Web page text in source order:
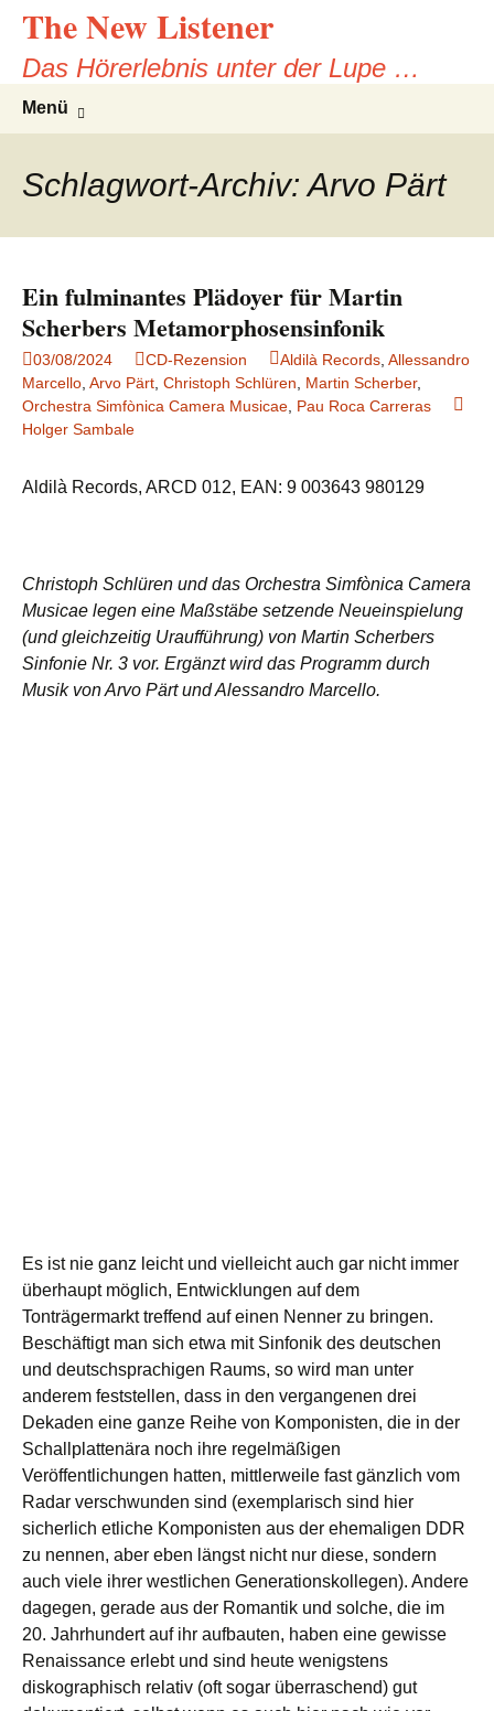
Inhalt
springen
The New Listener
Das Hörerlebnis unter der Lupe …
Menü
Schlagwort-Archiv: Arvo Pärt
Ein fulminantes Plädoyer für Martin
Scherbers Metamorphosensinfonik
03/08/2024 CD-Rezension Aldilà Records Allessandro
Marcello Arvo Pärt Christoph Schlüren Martin Scherber,
Orchestra Simfònica Camera Musicae Pau Roca Carreras
Holger Sambale
Aldilà Records, ARCD 012, EAN: 9 003643 980129
Christoph Schlüren und das Orchestra Simfònica Camera
Musicae legen eine Maßstäbe setzende Neueinspielung
(und gleichzeitig Uraufführung) von Martin Scherbers
Sinfonie Nr. 3 vor. Ergänzt wird das Programm durch
Musik von Arvo Pärt und Alessandro Marcello.
Es ist nie ganz leicht und vielleicht auch gar nicht immer
überhaupt möglich, Entwicklungen auf dem
Tonträgermarkt treffend auf einen Nenner zu bringen.
Beschäftigt man sich etwa mit Sinfonik des deutschen
und deutschsprachigen Raums, so wird man unter
anderem feststellen, dass in den vergangenen drei
Dekaden eine ganze Reihe von Komponisten, die in der
Schallplattenära noch ihre regelmäßigen
Veröffentlichungen hatten, mittlerweile fast gänzlich vom
Radar verschwunden sind (exemplarisch sind hier
sicherlich etliche Komponisten aus der ehemaligen DDR
zu nennen, aber eben längst nicht nur diese, sondern
auch viele ihrer westlichen Generationskollegen). Andere
dagegen, gerade aus der Romantik und solche, die im
20. Jahrhundert auf ihr aufbauten, haben eine gewisse
Renaissance erlebt und sind heute wenigstens
diskographisch relativ (oft sogar überraschend) gut